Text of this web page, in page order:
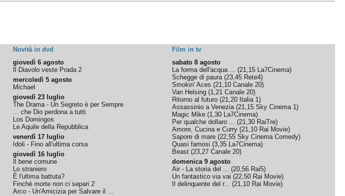
Novità in dvd
Film in tv
giovedì 6 agosto
Il Diavolo veste Prada 2
mercoledì 5 agosto
Michael
giovedì 23 luglio
The Drama - Un Segreto è per Sempre
... che Dio perdona a tutti
Los Domingos
Le Aquile della Repubblica
venerdì 17 luglio
Idoli - Fino all'ultima corsa
giovedì 16 luglio
Il bene comune
Lo straniero
È l'ultima battuta?
Finchè morte non ci separi 2
Arco - Un'Amicizia per Salvare il ...
sabato 8 agosto
La forma dell'acqua ... (21,15 La7Cinema)
Schegge di paura(23,45 Rete4)
Smokin' Aces (21,10 Canale 20)
Van Helsing (1,21 Canale 20)
Ritorno al futuro (21,20 Italia 1)
Assassinio a Venezia(21,15 Sky Cinema 1)
Magic Mike (1,30 La7Cinema)
Per qualche dollaro ... (21,30 RaiTre)
Amore, Cucina e Curry (21,10 Rai Movie)
Sapore di mare (22,55 Sky Cinema Comedy)
Quasi famosi (3,35 La7Cinema)
Beast (23,27 Canale 20)
domenica 9 agosto
Air - La storia del ... (20,56 Rai5)
Un fantastico via vai (22,50 Rai Movie)
Il delinquente del r... (21,10 Rai Movie)